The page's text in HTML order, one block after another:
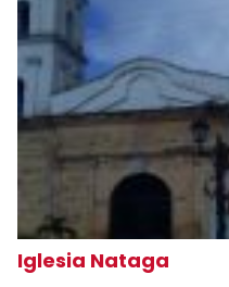
Iglesia Nataga